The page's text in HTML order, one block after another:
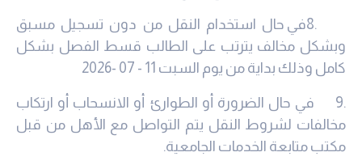
8.في حال استخدام النقل من دون تسجيل مسبق
وبشكل مخالف يترتب على الطالب قسط الفصل بشكل
كامل وذلك بداية من يوم السبت 11 - 07 -2026
9. في حال الضرورة أو الطوارئ أو الانسحاب أو ارتكاب
مخالفات لشروط النقل يتم التواصل مع الأهل من قبل
مكتب متابعة الخدمات الجامعية.